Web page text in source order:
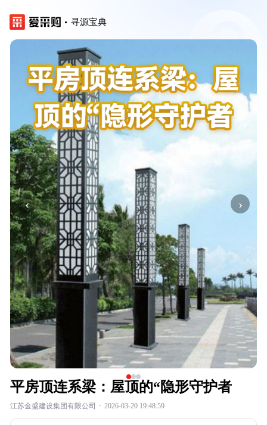
寻源宝典
‹ ›
平房顶连系梁：屋顶的“隐形守护者
江苏金盛建设集团有限公司 · 2026-03-20 19:48:59